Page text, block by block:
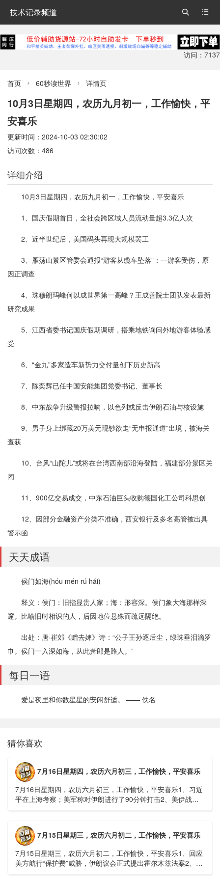
技术记录频道 

访问：7137
首页  60秒读世界  详情页
10月3日星期四，农历九月初一，工作愉快，平
安喜乐
更新时间：2024-10-03 02:30:02
访问次数：486
详细介绍
10月3日星期四，农历九月初一，工作愉快，平安喜乐
1、国庆假期首日，全社会跨区域人员流动量超3.3亿人次
2、近半世纪后，美国码头再现大规模罢工
3、雁荡山景区管委会通报“游客从缆车坠落”：一游客受伤，原
因正调查
4、珠穆朗玛峰何以成世界第一高峰？王成善院士团队发表最新
研究成果
5、江西省委书记国庆假期调研，搭乘地铁询问外地游客体验感
受
6、“金九”多家造车新势力交付量创下历史新高
7、陈奕辉已任中国安能集团党委书记、董事长
8、中东战争升级警报拉响，以色列或反击伊朗石油与核设施
9、男子身上绑藏20万美元现钞欲走“无申报通道”出境，被海关
查获
10、台风“山陀儿”或将在台湾西南部沿海登陆，福建部分景区关
闭
11、900亿交易成交，中东石油巨头收购德国化工公司科思创
12、因部分金融资产分类不准确，西安银行及多名高管被出具
警示函
天天成语
侯门如海(hóu mén rú hǎi)
释义：侯门：旧指显贵人家；海：形容深。侯门象大海那样深
邃。比喻旧时相识的人，后因地位悬殊而疏远隔绝。
出处：唐·崔郊《赠去婢》诗：“公子王孙逐后尘，绿珠垂泪滴罗
巾。侯门一入深如海，从此萧郎是路人。”
每日一语
爱是夜里和你数星星的安闲舒适。 —— 佚名
猜你喜欢
7月16日星期四，农历六月初三，工作愉快，平安喜乐
7月16日星期四，农历六月初三，工作愉快，平安喜乐1、习近
平在上海考察；美军称对伊朗进行了90分钟打击2、美伊战争
7月15日星期三，农历六月初二，工作愉快，平安喜乐
7月15日星期三，农历六月初二，工作愉快，平安喜乐1、回应
美方航行“保护费”威胁，伊朗议会正式提出霍尔木兹法案2、全